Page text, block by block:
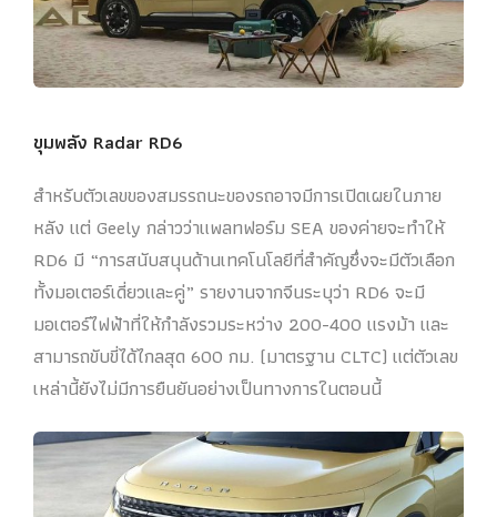
ขุมพลัง Radar RD6
สำหรับตัวเลขของสมรรถนะของรถอาจมีการเปิดเผยในภาย
หลัง แต่ Geely กล่าวว่าแพลทฟอร์ม SEA ของค่ายจะทำให้
RD6 มี “การสนับสนุนด้านเทคโนโลยีที่สำคัญซึ่งจะมีตัวเลือก
ทั้งมอเตอร์เดี่ยวและคู่” รายงานจากจีนระบุว่า RD6 จะมี
มอเตอร์ไฟฟ้าที่ให้กำลังรวมระหว่าง 200-400 แรงม้า และ
สามารถขับขี่ได้ไกลสุด 600 กม. (มาตรฐาน CLTC) แต่ตัวเลข
เหล่านี้ยังไม่มีการยืนยันอย่างเป็นทางการในตอนนี้